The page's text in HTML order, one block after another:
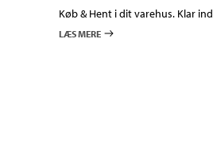
Køb & Hent i dit varehus. Klar
LÆS MERE